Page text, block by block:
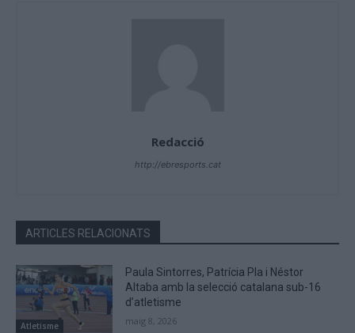
Redacció
http://ebresports.cat
ARTICLES RELACIONATS
Atletisme
Paula Sintorres, Patrícia Pla i Néstor
Altaba amb la selecció catalana sub-16
d’atletisme
maig 8, 2026